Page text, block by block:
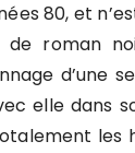
80, et
roman
d’une
elle dans
les